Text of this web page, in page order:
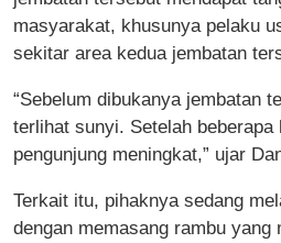
masyarakat, khusunya pelaku
sekitar area kedua jembatan
“Sebelum dibukanya jembatan
terlihat sunyi. Setelah
pengunjung meningkat,” ujar
Terkait itu, pihaknya sedang
dengan memasang rambu yang